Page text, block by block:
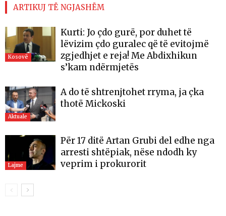
ARTIKUJ TË NGJASHËM
Kosovë
Kurti: Jo çdo gurë, por duhet të
lëvizim çdo guralec që të evitojmë
zgjedhjet e reja! Me Abdixhikun
s’kam ndërmjetës
Aktuale
A do të shtrenjtohet rryma, ja çka
thotë Mickoski
Lajme
Për 17 ditë Artan Grubi del edhe nga
arresti shtëpiak, nëse ndodh ky
veprim i prokurorit